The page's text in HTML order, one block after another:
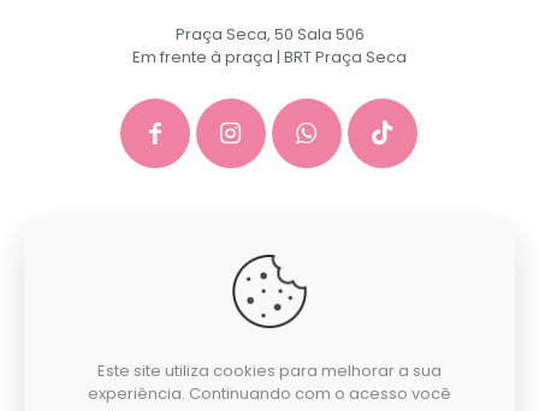
Praça Seca, 50 Sala 506
Em frente à praça | BRT Praça Seca
GACEP SERVICOS E COMERCIO DE INFORMATICA E
PAPELARIA EIRELI - CNPJ: 35.581.130/0001-40
Este site utiliza cookies para melhorar a sua
experiência. Continuando com o acesso você